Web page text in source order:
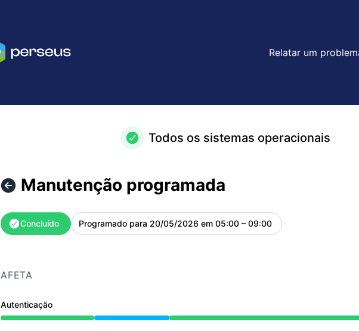
Relatar um
Todos os sistemas operacionais
Manutenção programada
Concluído Programado para 20/05/2026 em 05:00 – 09:00 UTC
AFETA
Autenticação
Manutenção undefined 5:00 AM para 9:00 AM